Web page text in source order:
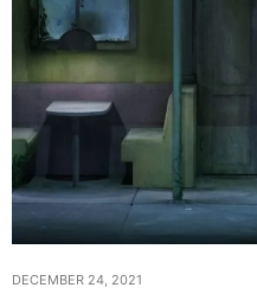
DECEMBER 24, 2021